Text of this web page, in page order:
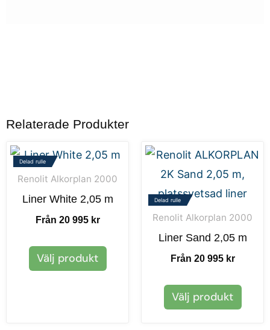
Relaterade Produkter
Delad rulle
Renolit Alkorplan 2000
Liner White 2,05 m
Från 20 995 kr
Välj produkt
Delad rulle
Renolit Alkorplan 2000
Liner Sand 2,05 m
Från 20 995 kr
Välj produkt